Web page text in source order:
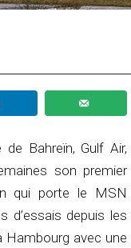
Bahreïn, Gulf Air,
son premier
qui porte le MSN
d’essais depuis les
Hambourg avec une